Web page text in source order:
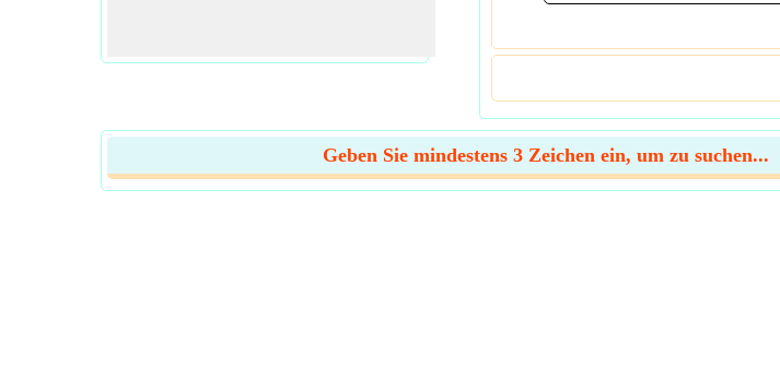
Geben Sie mindestens 3 Zeichen ein, um zu suchen...